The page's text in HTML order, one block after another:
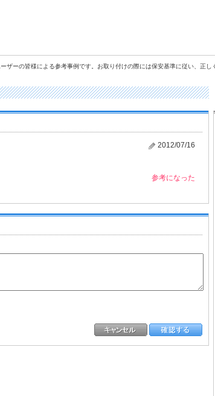
ザーの皆様による参考事例です。お取り付けの際には保安基準に従い、正し
2012/07/16
参考になった